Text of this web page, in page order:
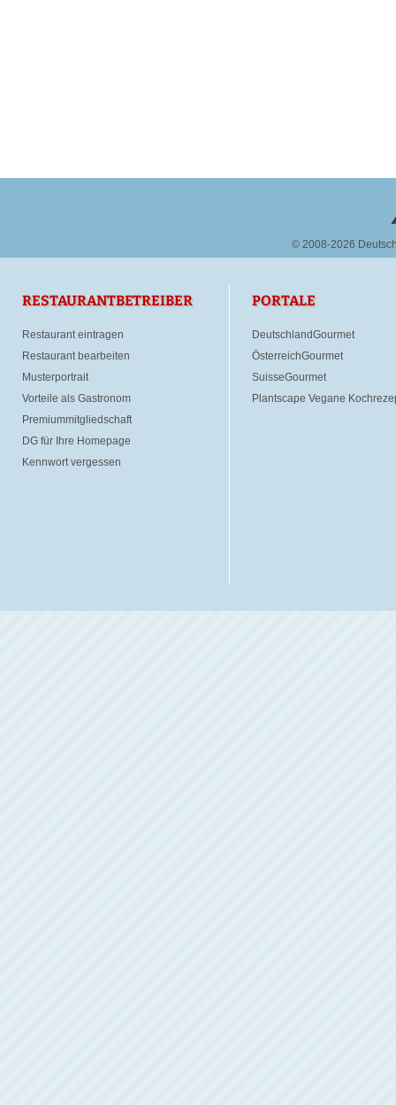
© 2008-2026
RESTAURANTBETREIBER
Restaurant eintragen
Restaurant bearbeiten
Musterportrait
Vorteile als Gastronom
Premiummitgliedschaft
DG für Ihre Homepage
Kennwort vergessen
PORTALE
DeutschlandGourmet
ÖsterreichGourmet
SuisseGourmet
Plantscape Vegane